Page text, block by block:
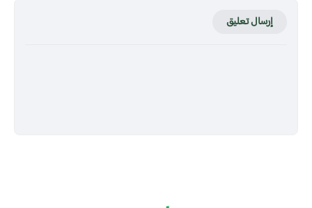
إرسال تعليق